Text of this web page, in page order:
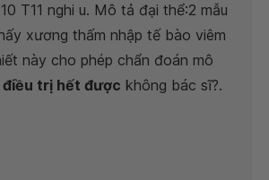
T11 nghi u. Mô tả đại thể:2 mẫu
xương thấm nhập tế bào viêm
này cho phép chẩn đoán mô
điều trị hết được không bác sĩ?.